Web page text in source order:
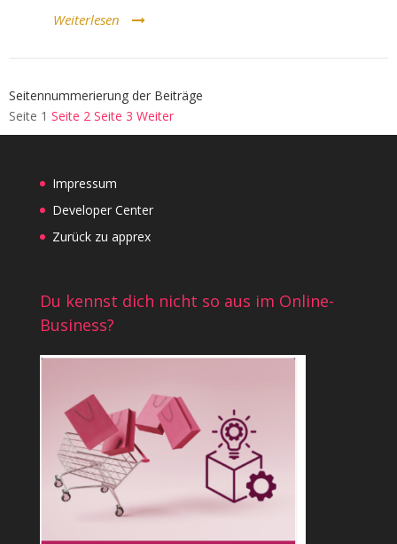
Weiterlesen
Seitennummerierung der Beiträge
Seite 1 Seite 2 Seite 3 Weiter
Impressum
Developer Center
Zurück zu apprex
Du kennst dich nicht so aus im Online-
Business?